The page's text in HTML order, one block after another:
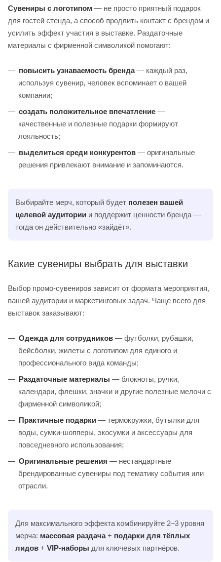
Сувениры с логотипом — не просто приятный подарок
для гостей стенда, а способ продлить контакт с брендом и
усилить эффект участия в выставке. Раздаточные
материалы с фирменной символикой помогают:
повысить узнаваемость бренда— каждый раз,
используя сувенир, человек вспоминает о вашей
компании;
создать положительное впечатление —
качественные и полезные подарки формируют
лояльность;
выделиться среди конкурентов — оригинальные
решения привлекают внимание и запоминаются.
Выбирайте мерч, который будет полезен вашей
целевой аудитории и поддержит ценности бренда —
тогда он действительно «зайдёт».
Какие сувениры выбрать для выставки
Выбор промо-сувениров зависит от формата мероприятия,
вашей аудитории и маркетинговых задач. Чаще всего для
выставок заказывают:
Одежда для сотрудников — футболки, рубашки,
бейсболки, жилеты с логотипом для единого и
профессионального вида команды;
Раздаточные материалы — блокноты, ручки,
календари, флешки, значки и другие полезные мелочи с
фирменной символикой;
Практичные подарки — термокружки, бутылки для
воды, сумки-шопперы, экосумки и аксессуары для
повседневного использования;
Оригинальные решения — нестандартные
брендированные сувениры под тематику события или
отрасли.
Для максимального эффекта комбинируйте 2–3 уровня
мерча: массовая раздача+ подарки для тёплых
лидов + VIP-наборы для ключевых партнёров.